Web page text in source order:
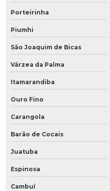
Porteirinha
Piumhi
São Joaquim de Bicas
Várzea da Palma
Itamarandiba
Ouro Fino
Carangola
Barão de Cocais
Juatuba
Espinosa
Cambuí